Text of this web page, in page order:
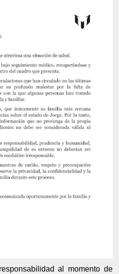
al momento de